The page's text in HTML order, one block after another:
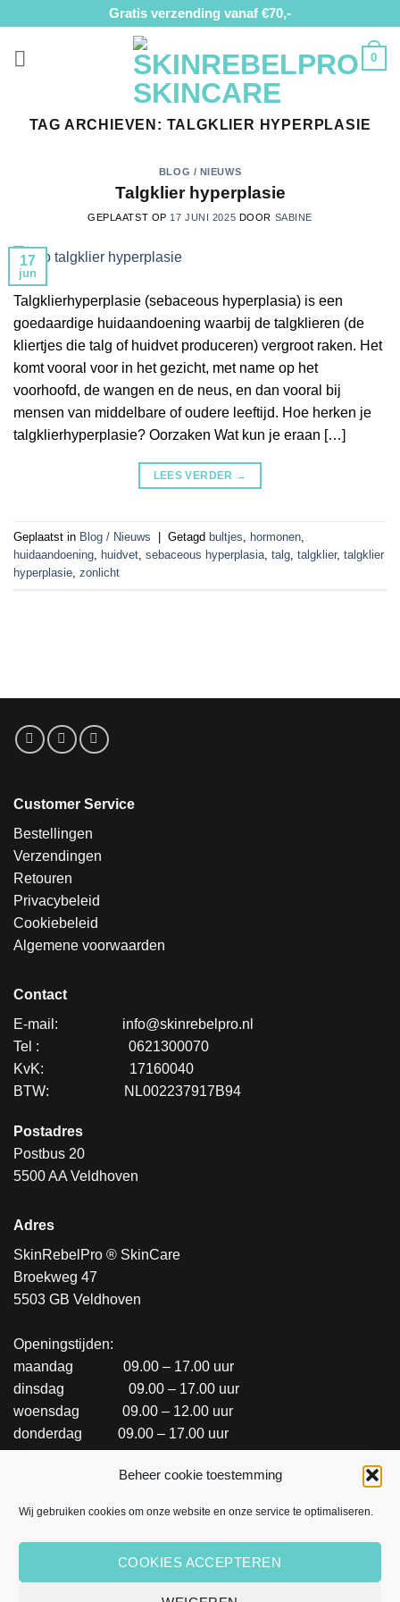
Beheer cookie toestemming
Wij gebruiken cookies om onze website en onze service te optimaliseren.
COOKIES ACCEPTEREN
inhoud
Gratis verzending vanaf €70,-
0
TAG ARCHIEVEN: TALGKLIER HYPERPLASIE
BLOG / NIEUWS
Talgklier hyperplasie
GEPLAATST OP 17 JUNI 2025 DOOR SABINE
17
jun
Talgklierhyperplasie (sebaceous hyperplasia) is een
goedaardige huidaandoening waarbij de talgklieren (de
kliertjes die talg of huidvet produceren) vergroot raken. Het
komt vooral voor in het gezicht, met name op het
voorhoofd, de wangen en de neus, en dan vooral bij
mensen van middelbare of oudere leeftijd. Hoe herken je
talgklierhyperplasie? Oorzaken Wat kun je eraan […]
LEES VERDER →
Geplaatst in Blog / Nieuws Getagd bultjes hormonen
huidaandoening
huidvet sebaceous hyperplasia talg talgklier, talgklier
hyperplasie zonlicht
Customer Service
Bestellingen
Verzendingen
Retouren
Privacybeleid
Cookiebeleid
Algemene voorwaarden
Contact
E-mail:
info@skinrebelpro.nl
Tel :
0621300070
KvK:
17160040
BTW:
NL002237917B94
Postadres
Postbus 20
5500 AA Veldhoven
Adres
SkinRebelPro ® SkinCare
Broekweg 47
5503 GB Veldhoven
Openingstijden:
maandag
09.00 – 17.00 uur
dinsdag
09.00 – 17.00 uur
woensdag
09.00 – 12.00 uur
donderdag
09.00 – 17.00 uur